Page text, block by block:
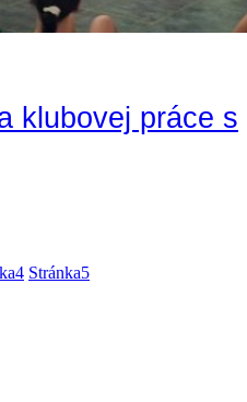
klubovej práce s
4 Stránka5